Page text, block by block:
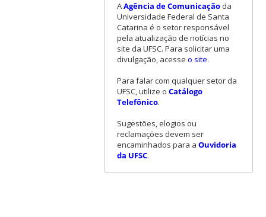
AAgência de Comunicaçãoda
Universidade Federal de Santa
Catarina é o setor responsável
pela atualização de notícias no
site da UFSC. Para solicitar uma
divulgação, acesse o site.
Para falar com qualquer setor da
UFSC, utilize o Catálogo
Telefônico.
Sugestões, elogios ou
reclamações devem ser
encaminhados para a Ouvidoria
da UFSC.